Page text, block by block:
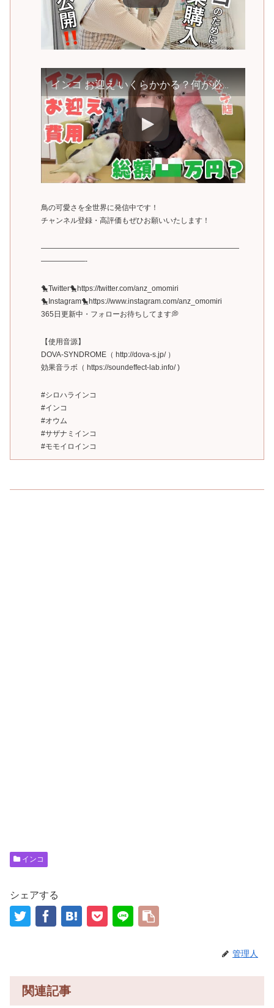
インコ お迎え いくらかかる？何が必要？生体価格は？【小型＆大型インコ編】
鳥の可愛さを全世界に発信中です！
チャンネル登録・高評価もぜひお願いいたします！
———————————————————————————
——————-
🐤Twitter🐤https://twitter.com/anz_omomiri
🐤Instagram🐤https://www.instagram.com/anz_omomiri
365日更新中・フォローお待ちしてます💭
【使用音源】
DOVA-SYNDROME（ http://dova-s.jp/​ ）
効果音ラボ（ https://soundeffect-lab.info/​ )
#シロハラインコ
#インコ
#オウム
#サザナミインコ
#モモイロインコ
インコ
シェアする
管理人
関連記事